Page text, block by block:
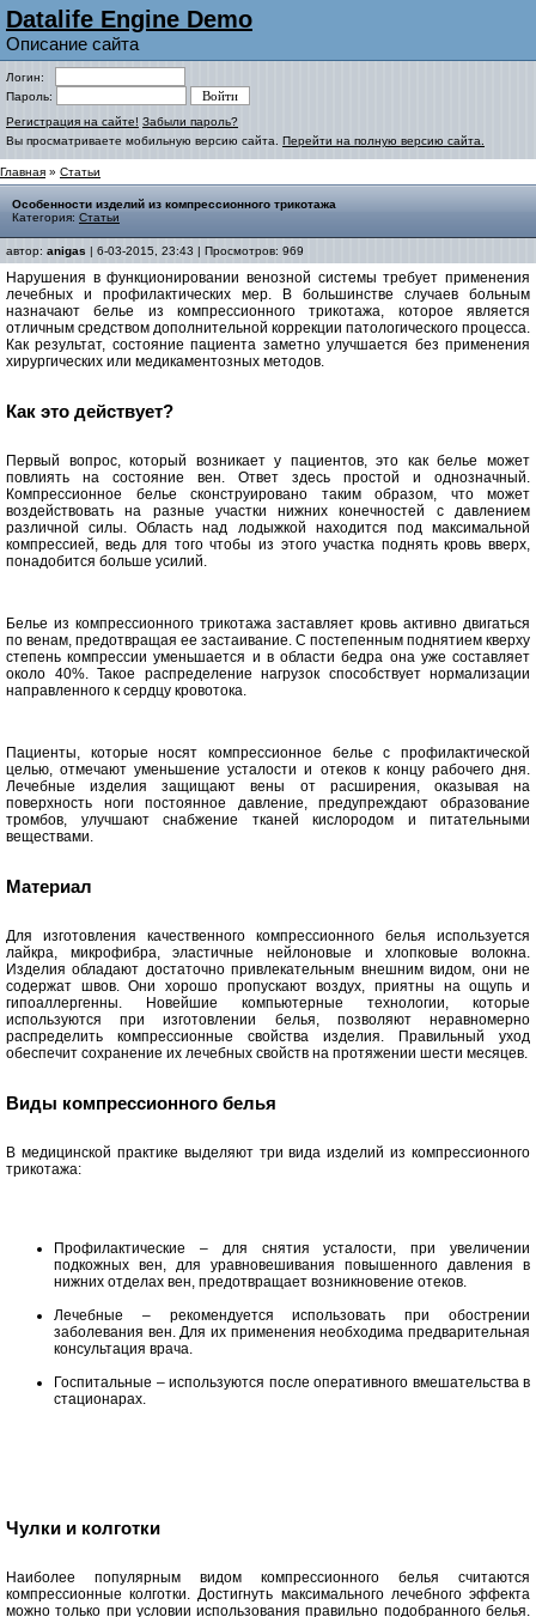
Datalife Engine Demo
Описание сайта
Логин:
Пароль:
Регистрация на сайте! Забыли пароль?
Вы просматриваете мобильную версию сайта. Перейти на полную версию сайта.
Главная » Статьи
Особенности изделий из компрессионного трикотажа
Категория: Статьи
автор: anigas | 6-03-2015, 23:43 | Просмотров: 969
Нарушения в функционировании венозной системы требует применения
лечебных и профилактических мер. В большинстве случаев больным
назначают белье из компрессионного трикотажа, которое является
отличным средством дополнительной коррекции патологического процесса.
Как результат, состояние пациента заметно улучшается без применения
хирургических или медикаментозных методов.
Как это действует?
Первый вопрос, который возникает у пациентов, это как белье может
повлиять на состояние вен. Ответ здесь простой и однозначный.
Компрессионное белье сконструировано таким образом, что может
воздействовать на разные участки нижних конечностей с давлением
различной силы. Область над лодыжкой находится под максимальной
компрессией, ведь для того чтобы из этого участка поднять кровь вверх,
понадобится больше усилий.
Белье из компрессионного трикотажа заставляет кровь активно двигаться
по венам, предотвращая ее застаивание. С постепенным поднятием кверху
степень компрессии уменьшается и в области бедра она уже составляет
около 40%. Такое распределение нагрузок способствует нормализации
направленного к сердцу кровотока.
Пациенты, которые носят компрессионное белье с профилактической
целью, отмечают уменьшение усталости и отеков к концу рабочего дня.
Лечебные изделия защищают вены от расширения, оказывая на
поверхность ноги постоянное давление, предупреждают образование
тромбов, улучшают снабжение тканей кислородом и питательными
веществами.
Материал
Для изготовления качественного компрессионного белья используется
лайкра, микрофибра, эластичные нейлоновые и хлопковые волокна.
Изделия обладают достаточно привлекательным внешним видом, они не
содержат швов. Они хорошо пропускают воздух, приятны на ощупь и
гипоаллергенны. Новейшие компьютерные технологии, которые
используются при изготовлении белья, позволяют неравномерно
распределить компрессионные свойства изделия. Правильный уход
обеспечит сохранение их лечебных свойств на протяжении шести месяцев.
Виды компрессионного белья
В медицинской практике выделяют три вида изделий из компрессионного
трикотажа:
Профилактические – для снятия усталости, при увеличении
подкожных вен, для уравновешивания повышенного давления в
нижних отделах вен, предотвращает возникновение отеков.
Лечебные – рекомендуется использовать при обострении
заболевания вен. Для их применения необходима предварительная
консультация врача.
Госпитальные – используются после оперативного вмешательства в
стационарах.
Чулки и колготки
Наиболее популярным видом компрессионного белья считаются
компрессионные колготки. Достигнуть максимального лечебного эффекта
можно только при условии использования правильно подобранного белья.